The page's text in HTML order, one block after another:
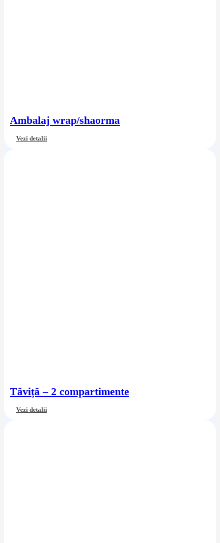
Ambalaj wrap/shaorma
Vezi detalii
Tăviță – 2 compartimente
Vezi detalii